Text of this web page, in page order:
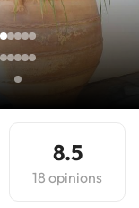
8.5
18 opinions